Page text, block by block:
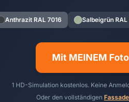
Anthrazit RAL 7016 Salbeigrün RAL
Mit MEINEM
1 HD-Simulation kostenlos. Keine
Oder den vollständigen